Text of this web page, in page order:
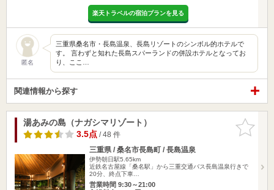
楽天トラベルの宿泊プランを見る
匿名
三重県桑名市・長島温泉、長島リゾートのシンボル的ホテルで
す。 言わずと知れた長島スパーランドの併設ホテルとなってお
り、ここ…
関連情報から探す
お気に入
りに追加
湯あみの島（ナガシマリゾート）
3.5点/ 48 件
三重県 / 桑名市長島町 / 長島温泉
伊勢朝日駅5.65km
近鉄名古屋線「桑名駅」から三重交通バス長島温泉行きで
20分、終点下車…
営業時間 9:30～21:00